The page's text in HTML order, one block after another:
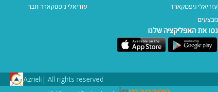
עזריאלי גיפטקארד
מבצעים
עזריאלי גיפטקארד חבר‎
נסו את האפליקציה שלנו
All rights reserved |
Azrieli